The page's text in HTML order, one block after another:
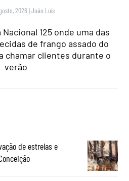
2026 |João Luís
125 onde uma das
de frango assado do
chamar clientes durante o
verão
de estrelas e